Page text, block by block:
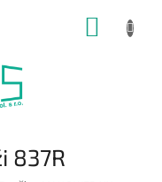
837R